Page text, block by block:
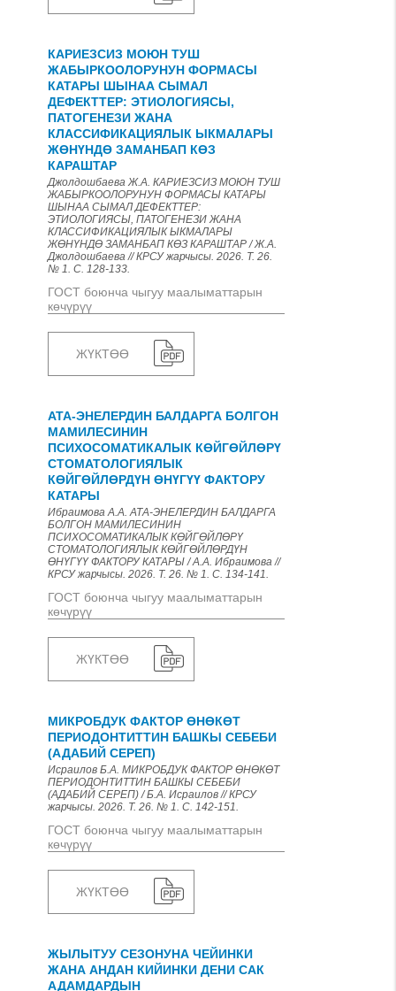
КАРИЕЗСИЗ МОЮН ТУШ
ЖАБЫРКООЛОРУНУН ФОРМАСЫ
КАТАРЫ ШЫНАА СЫМАЛ
ДЕФЕКТТЕР: ЭТИОЛОГИЯСЫ,
ПАТОГЕНЕЗИ ЖАНА
КЛАССИФИКАЦИЯЛЫК ЫКМАЛАРЫ
ЖӨНҮНДӨ ЗАМАНБАП КӨЗ
КАРАШТАР
Джолдошбаева Ж.А. КАРИЕЗСИЗ МОЮН ТУШ
ЖАБЫРКООЛОРУНУН ФОРМАСЫ КАТАРЫ
ШЫНАА СЫМАЛ ДЕФЕКТТЕР:
ЭТИОЛОГИЯСЫ, ПАТОГЕНЕЗИ ЖАНА
КЛАССИФИКАЦИЯЛЫК ЫКМАЛАРЫ
ЖӨНҮНДӨ ЗАМАНБАП КӨЗ КАРАШТАР / Ж.А.
Джолдошбаева // КРСУ жарчысы. 2026. Т. 26.
№ 1. С. 128-133.
ГОСТ боюнча чыгуу маалыматтарын
көчүрүү
ЖҮКТӨӨ
АТА-ЭНЕЛЕРДИН БАЛДАРГА БОЛГОН
МАМИЛЕСИНИН
ПСИХОСОМАТИКАЛЫК КӨЙГӨЙЛӨРҮ
СТОМАТОЛОГИЯЛЫК
КӨЙГӨЙЛӨРДҮН ӨНҮГҮҮ ФАКТОРУ
КАТАРЫ
Ибраимова А.А. АТА-ЭНЕЛЕРДИН БАЛДАРГА
БОЛГОН МАМИЛЕСИНИН
ПСИХОСОМАТИКАЛЫК КӨЙГӨЙЛӨРҮ
СТОМАТОЛОГИЯЛЫК КӨЙГӨЙЛӨРДҮН
ӨНҮГҮҮ ФАКТОРУ КАТАРЫ / А.А. Ибраимова //
КРСУ жарчысы. 2026. Т. 26. № 1. С. 134-141.
ГОСТ боюнча чыгуу маалыматтарын
көчүрүү
ЖҮКТӨӨ
МИКРОБДУК ФАКТОР ӨНӨКӨТ
ПЕРИОДОНТИТТИН БАШКЫ СЕБЕБИ
(АДАБИЙ СЕРЕП)
Исраилов Б.А. МИКРОБДУК ФАКТОР ӨНӨКӨТ
ПЕРИОДОНТИТТИН БАШКЫ СЕБЕБИ
(АДАБИЙ СЕРЕП) / Б.А. Исраилов // КРСУ
жарчысы. 2026. Т. 26. № 1. С. 142-151.
ГОСТ боюнча чыгуу маалыматтарын
көчүрүү
ЖҮКТӨӨ
ЖЫЛЫТУУ СЕЗОНУНА ЧЕЙИНКИ
ЖАНА АНДАН КИЙИНКИ ДЕНИ САК
АДАМДАРДЫН